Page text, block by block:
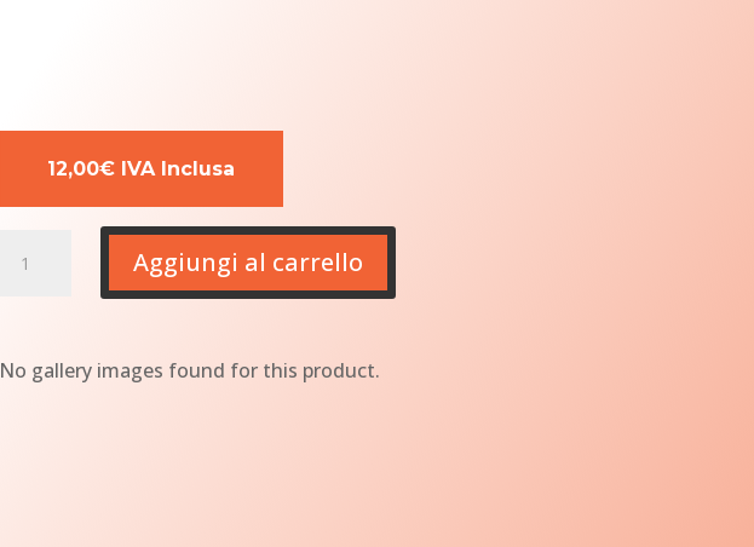
12,00€ IVA Inclusa
Massimiliano
Aggiungi al carrello
No gallery images found for this product.